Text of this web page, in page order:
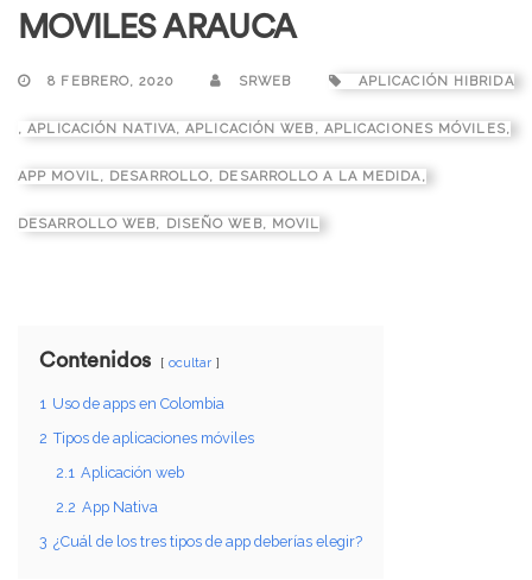
MOVILES ARAUCA
8 FEBRERO, 2020 SRWEB APLICACIÓN HIBRIDA
,APLICACIÓN NATIVA,APLICACIÓN WEB, APLICACIONES MÓVILES,
APP MOVIL, DESARROLLO, DESARROLLO A LA MEDIDA,
DESARROLLO WEB, DISEÑO WEB, MOVIL
Contenidos ocultar
1 Uso de apps en Colombia
2 Tipos de aplicaciones móviles
2.1 Aplicación web
2.2 App Nativa
3 ¿Cuál de los tres tipos de app deberías elegir?